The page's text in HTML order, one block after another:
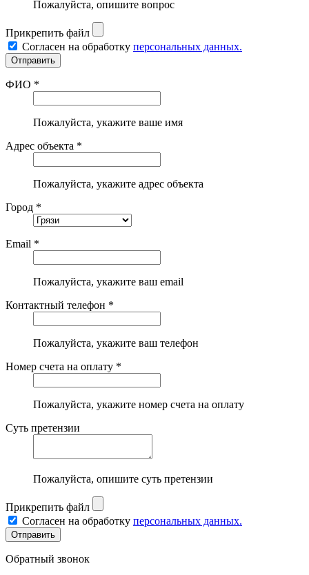
Пожалуйста, опишите вопрос
Прикрепить файл
Согласен на обработку персональных данных.
ФИО *
Пожалуйста, укажите ваше имя
Адрес объекта *
Пожалуйста, укажите адрес объекта
Город *
Email *
Пожалуйста, укажите ваш email
Контактный телефон *
Пожалуйста, укажите ваш телефон
Номер счета на оплату *
Пожалуйста, укажите номер счета на оплату
Суть претензии
Пожалуйста, опишите суть претензии
Прикрепить файл
Согласен на обработку персональных данных.
Обратный звонок